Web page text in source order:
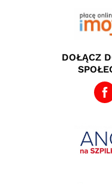
DOŁĄCZ